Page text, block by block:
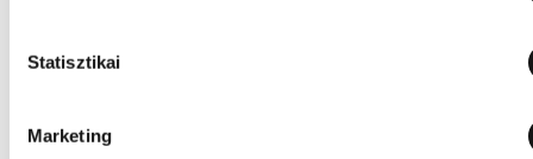
Statisztikai
Marketing